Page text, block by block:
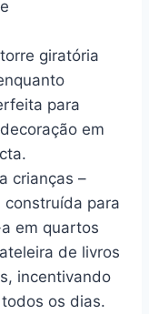
giratória
para
em
crianças –
para
em quartos
de livros
incentivando
os dias.